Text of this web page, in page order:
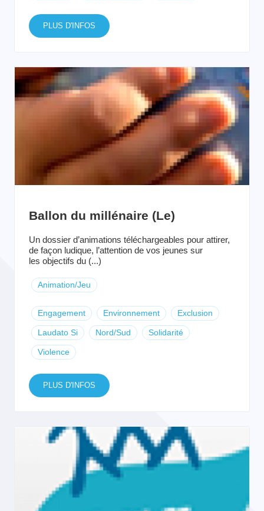
PLUS D'INFOS
Ballon du millénaire (Le)
Un dossier d’animations téléchargeables pour attirer,
de façon ludique, l’attention de vos jeunes sur
les objectifs du (...)
Animation/Jeu
Engagement Environnement Exclusion
Laudato Si Nord/Sud Solidarité
Violence
PLUS D'INFOS